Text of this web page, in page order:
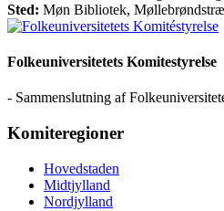
Sted: Møn Bibliotek,
Folkeuniversitetets Komitestyrelse
- Sammenslutning af
Komiteregioner
Hovedstaden
Midtjylland
Nordjylland